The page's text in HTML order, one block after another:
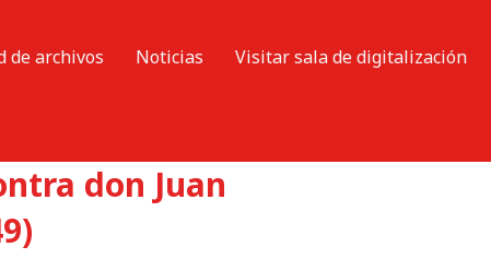
de archivos Noticias
Visitar sala de digitalización
don Juan